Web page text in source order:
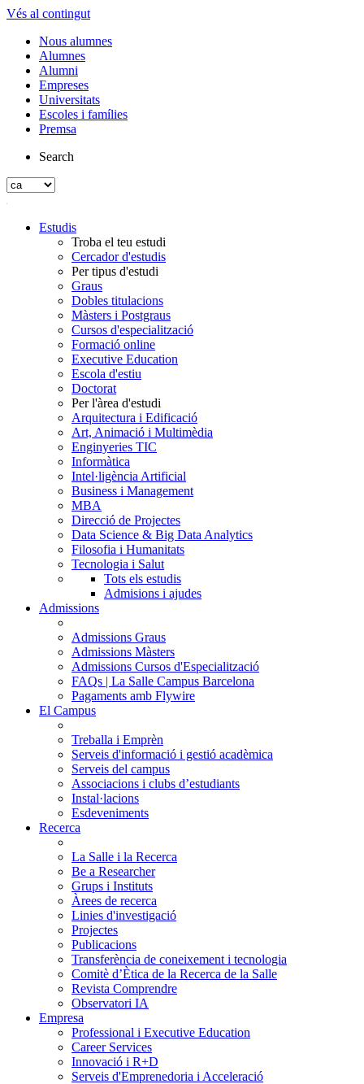
Vés al contingut
Nous alumnes
Alumnes
Alumni
Empreses
Universitats
Escoles i famílies
Premsa
Search
Estudis
Troba el teu estudi
Cercador d'estudis
Per tipus d'estudi
Graus
Dobles titulacions
Màsters i Postgraus
Cursos d'especialització
Formació online
Executive Education
Escola d'estiu
Doctorat
Per l'àrea d'estudi
Arquitectura i Edificació
Art, Animació i Multimèdia
Enginyeries TIC
Informàtica
Intel·ligència Artificial
Business i Management
MBA
Direcció de Projectes
Data Science & Big Data Analytics
Filosofia i Humanitats
Tecnologia i Salut
Tots els estudis
Admisions i ajudes
Admissions
Admissions Graus
Admissions Màsters
Admissions Cursos d'Especialització
FAQs | La Salle Campus Barcelona
Pagaments amb Flywire
El Campus
Treballa i Emprèn
Serveis d'informació i gestió acadèmica
Serveis del campus
Associacions i clubs d’estudiants
Instal·lacions
Esdeveniments
Recerca
La Salle i la Recerca
Be a Researcher
Grups i Instituts
Àrees de recerca
Linies d'investigació
Projectes
Publicacions
Transferència de coneixement i tecnologia
Comitè d’Ètica de la Recerca de la Salle
Revista Comprendre
Observatori IA
Empresa
Professional i Executive Education
Career Services
Innovació i R+D
Serveis d'Emprenedoria i Acceleració